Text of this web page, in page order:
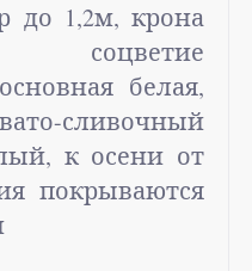
до 1,2м, крона
соцветие
белая,
сливочный
к осени от
покрываются